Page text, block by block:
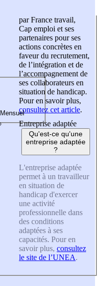
par France travail,
Cap emploi et ses
partenaires pour ses
actions concrètes en
faveur du recrutement,
de l’intégration et de
l’accompagnement de
ses collaborateurs en
situation de handicap.
Pour en savoir plus,
consultez cet article.
Entreprise adaptée
Qu'est-ce qu'une
entreprise adaptée
?
L'entreprise adaptée
permet à un travailleur
en situation de
handicap d'exercer
une activité
professionnelle dans
des conditions
adaptées à ses
capacités. Pour en
savoir plus, consultez
le site de l’UNEA.